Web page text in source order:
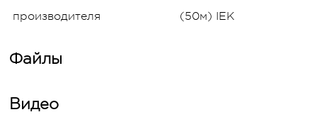
производителя
(50м) IEK
Файлы
Видео